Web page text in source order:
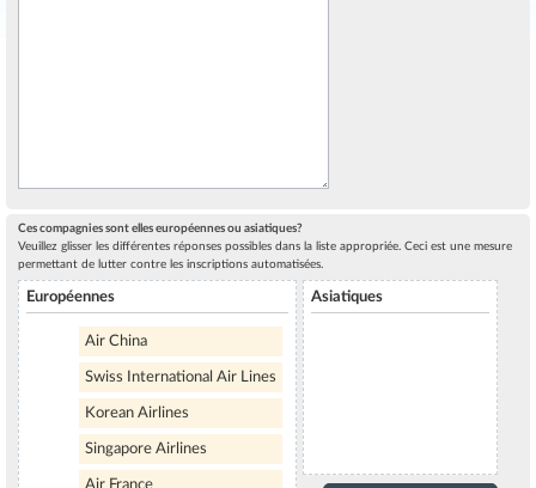
Ces compagnies sont elles européennes ou asiatiques?
Veuillez glisser les différentes réponses possibles dans la liste appropriée. Ceci est une mesure
permettant de lutter contre les inscriptions automatisées.
Européennes
Air China
Swiss International Air Lines
Korean Airlines
Singapore Airlines
Asiatiques